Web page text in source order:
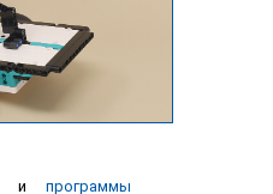
и программы